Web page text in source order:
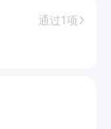
通过1项